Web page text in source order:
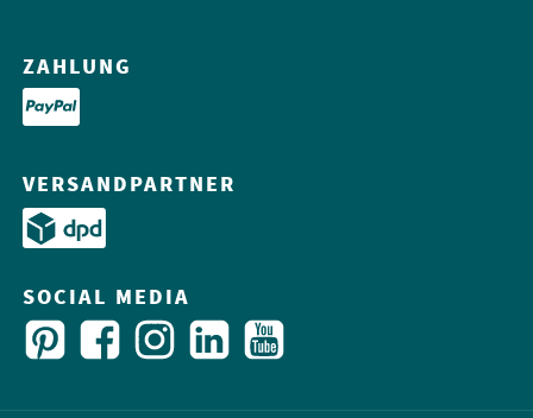
ZAHLUNG
VERSANDPARTNER
SOCIAL MEDIA